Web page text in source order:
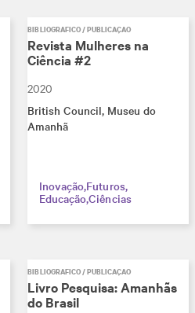
BIBLIOGRÁFICO / PUBLICAÇÃO
Revista Mulheres na
Ciência #2
2020
British Council, Museu do
Amanhã
InovaçãoFuturos
EducaçãoCiências
BIBLIOGRÁFICO / PUBLICAÇÃO
Livro Pesquisa: Amanhãs
do Brasil